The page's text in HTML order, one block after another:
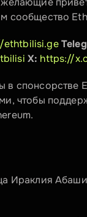
сообщество
ethtbilisi.ge
X: https://
в спонсорстве
чтобы
Ираклия